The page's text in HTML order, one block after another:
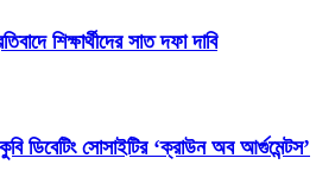
শিক্ষার্থীদের সাত দফা দাবি
ডিবেটিং সোসাইটির ‘ক্রাউন অব আর্গুমেন্টস’